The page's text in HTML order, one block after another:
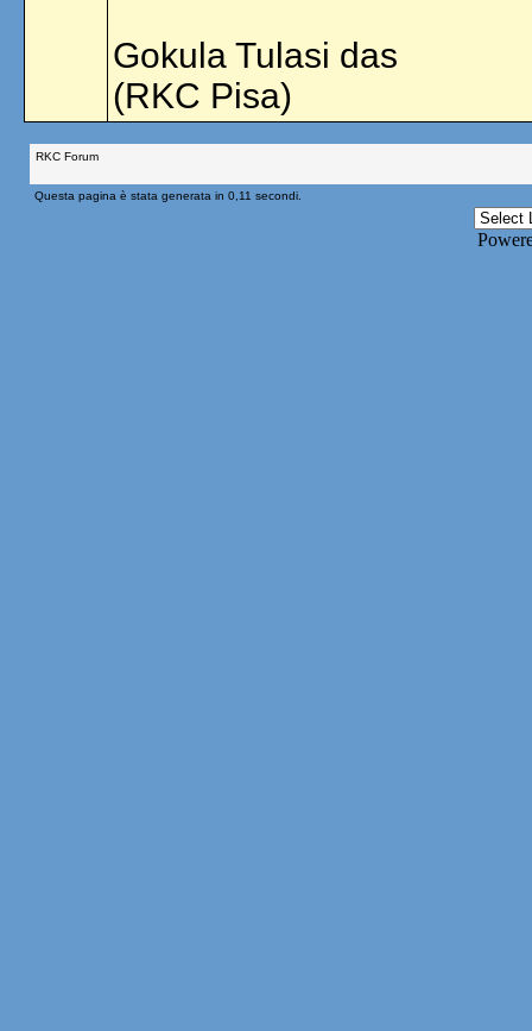
Gokula Tulasi das
(RKC Pisa)
RKC Forum
Questa pagina è stata generata in 0,11 secondi.